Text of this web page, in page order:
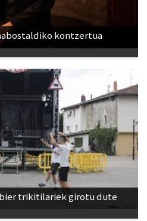
kontzertua
trikitilariek girotu dute